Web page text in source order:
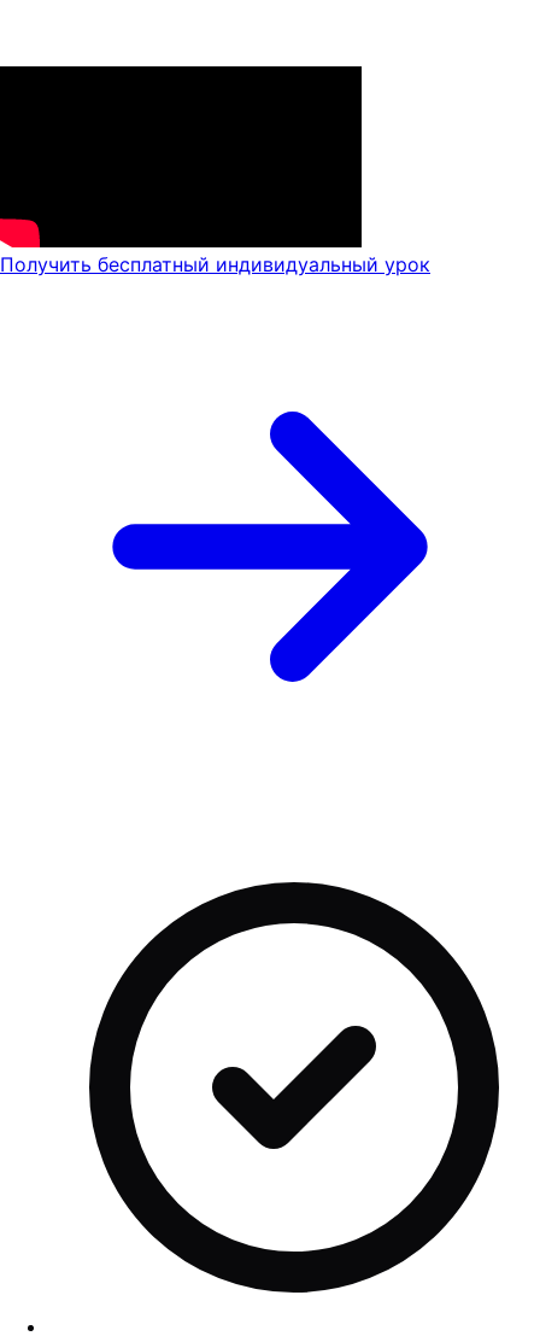
Получить бесплатный индивидуальный урок